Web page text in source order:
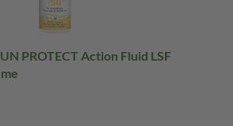
PROTECT Action Fluid LSF